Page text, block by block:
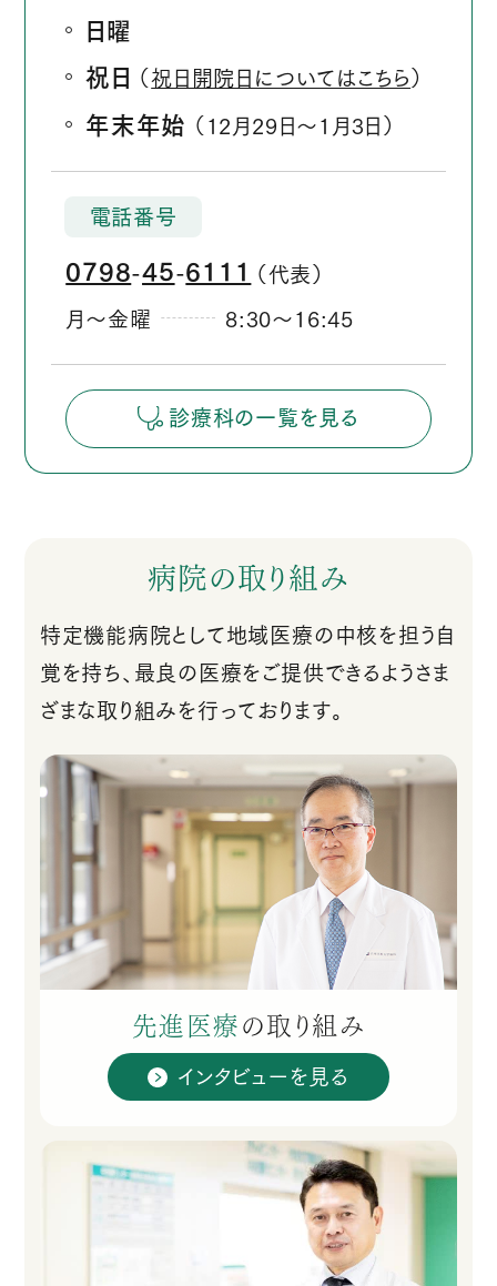
日曜
祝日
（祝日開院日についてはこちら ）
年末年始 （12月29日
1月3日）
電話番号
0798 45 6111 （代表）
月～金曜
8:30
16:45
診療科の一覧を見る
病院の取り組み
特定機能病院として地域医療の中核を担う自
覚を持ち、最良の医療をご提供できるようさま
ざまな取り組みを行っております。
先進医療 の取り組み
インタビューを見る